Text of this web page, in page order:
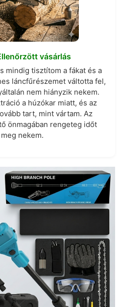
vásárlás
mindig tisztítom a fákat és a
láncfűrészemet váltotta fel,
nem hiányzik nekem.
a húzókar miatt, és az
tart, mint vártam. Az
önmagában rengeteg időt
nekem.